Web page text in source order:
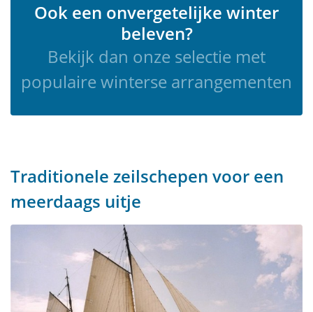
Ook een onvergetelijke winter
beleven?
Bekijk dan onze selectie met
populaire winterse arrangementen
Traditionele zeilschepen voor een
meerdaags uitje